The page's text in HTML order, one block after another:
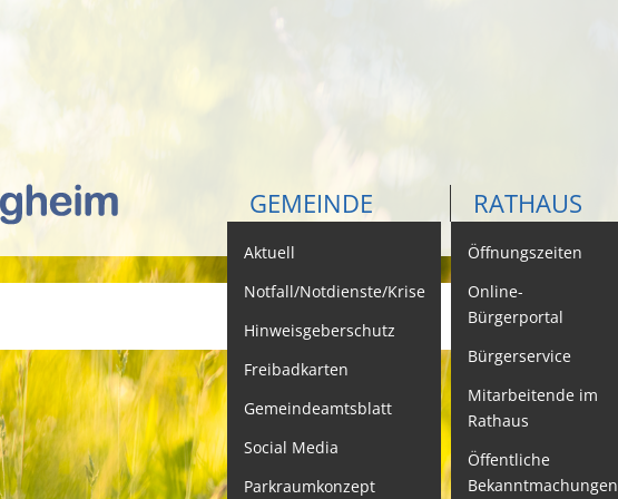
GEMEINDE
Aktuell
Notfall/Notdienste/Krise
Hinweisgeberschutz
Freibadkarten
Gemeindeamtsblatt
Social Media
Parkraumkonzept
RATHAUS
Öffnungszeiten
Online-
Bürgerportal
Bürgerservice
Mitarbeitende im
Rathaus
Öffentliche
Bekanntmachungen